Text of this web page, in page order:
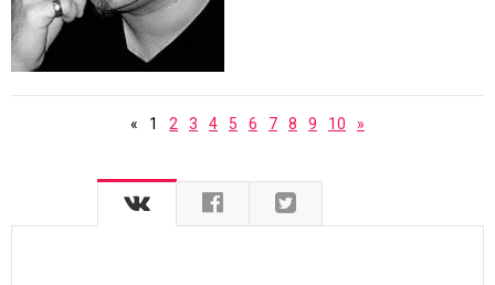
« 1 2 3 4 5 6 7 8 9 10 »